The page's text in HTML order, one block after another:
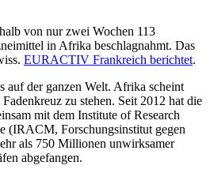
von nur zwei Wochen 113
in Afrika beschlagnahmt. Das
EURACTIV Frankreich berichtet.
auf der ganzen Welt. Afrika scheint
zu stehen. Seit 2012 hat die
mit dem Institute of Research
(IRACM, Forschungsinstitut gegen
als 750 Millionen unwirksamer
abgefangen.